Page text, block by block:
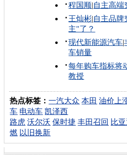
程国顺|自主高端
王灿彬|自主品牌
主"了？
现代新能源汽车|
车销量
每年购车指标将
教授
热点标签：一汽大众 本田 油价上
车 电动车 凯泽西
路虎 沃尔沃 保时捷 丰田召回 比
燃 以旧换新